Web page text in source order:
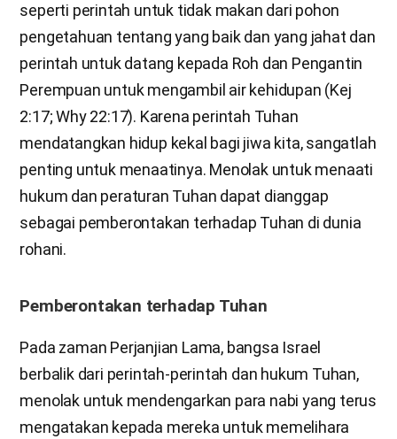
seperti perintah untuk tidak makan dari pohon
pengetahuan tentang yang baik dan yang jahat dan
perintah untuk datang kepada Roh dan Pengantin
Perempuan untuk mengambil air kehidupan (Kej
2:17; Why 22:17). Karena perintah Tuhan
mendatangkan hidup kekal bagi jiwa kita, sangatlah
penting untuk menaatinya. Menolak untuk menaati
hukum dan peraturan Tuhan dapat dianggap
sebagai pemberontakan terhadap Tuhan di dunia
rohani.
Pemberontakan terhadap Tuhan
Pada zaman Perjanjian Lama, bangsa Israel
berbalik dari perintah-perintah dan hukum Tuhan,
menolak untuk mendengarkan para nabi yang terus
mengatakan kepada mereka untuk memelihara